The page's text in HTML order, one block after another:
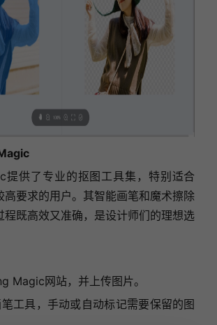
提供了专业的抠图工具集，特别适合
高要求的用户。其智能画笔和魔术擦除
程既高效又准确，是设计师们的理想选
Magic网站，并上传图片。
工具，手动或自动标记需要保留的图